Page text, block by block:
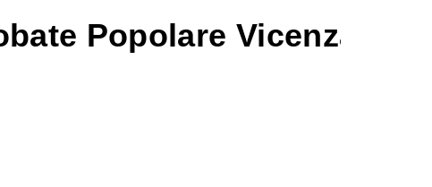
Popolare Vicenza